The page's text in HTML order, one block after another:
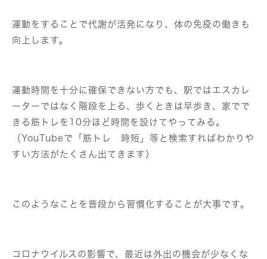
運動をすることで代謝が活発になり、体の免疫の働きも
向上します。
運動時間を十分に確保できない方でも、駅ではエスカレ
ーターではなく階段を上る、歩くときは早歩き、家でで
きる筋トレを10分ほど時間を設けてやってみる。
（YouTubeで「筋トレ 時短」等と検索すればわかりや
すい方法がたくさん出てきます）
このようなことを普段から習慣化することが大事です。
コロナウイルスの影響で、最近は外出の機会が少なくな